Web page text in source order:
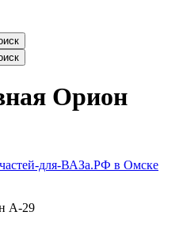
Орион
для-ВАЗа.РФ в Омске
А-29